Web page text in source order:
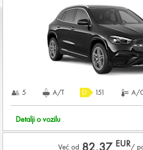
DEPOZIT NA KREDITNOJ KARTICI u
960,00 EUR+ iznosa najma
KOMPLETNI USLOVI
5 A/T 151 A/
Detalji o vozilu
Već od 82,37 EUR/